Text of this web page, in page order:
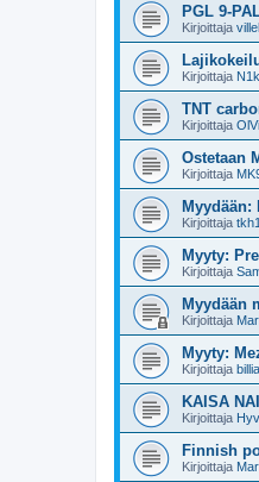
PGL 9-
Kirjoittaja
Kirjoittaja
TNT
Kirjoittaja OlVi
Ostetaan
Kirjoittaja
Myydään:
Kirjoittaja
Myyty:
Kirjoittaja
Myydään
Kirjoittaja
Myyty:
Kirjoittaja
KAISA
Kirjoittaja
Finnish
Kirjoittaja